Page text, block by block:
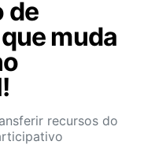
de
muda
recursos do